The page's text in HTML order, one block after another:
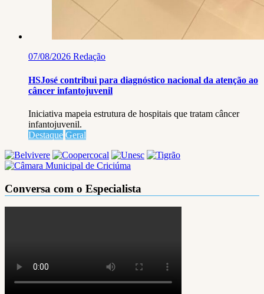
07/08/2026 Redação
HSJosé contribui para diagnóstico nacional da atenção ao
câncer infantojuvenil
Iniciativa mapeia estrutura de hospitais que tratam câncer
infantojuvenil.
Destaque Geral
Conversa com o Especialista